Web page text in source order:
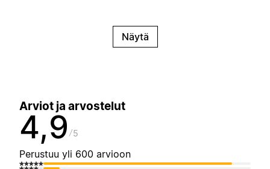
Näytä
Arviot ja arvostelut
4,9 5
Perustuu yli 600 arvioon